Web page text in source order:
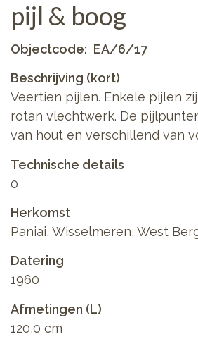
pijl & boog
Objectcode
EA/6/17
Beschrijving (kort)
Veertien pijlen. Enkele pijlen
rotan vlechtwerk. De
van hout en verschillend van
Technische details
0
Herkomst
Paniai, Wisselmeren, West
Datering
1960
Afmetingen (L)
120,0 cm